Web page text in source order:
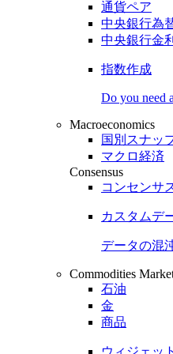
通貨ペア
中央銀行為
中央銀行金利
指数作成
Do you need
Macroeconomics
国別スナッ
マクロ経済
Consensus
コンセンサ
カスタムデ
データの混
Commodities
石油
金
商品
ウィジェッ